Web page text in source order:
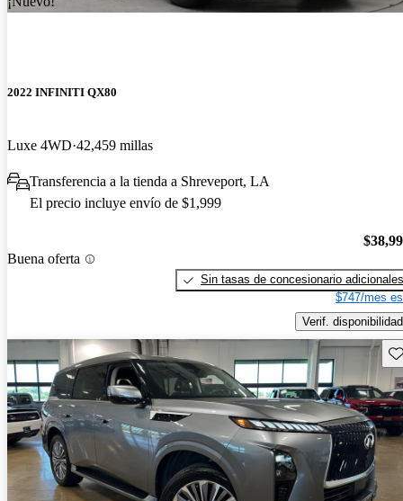
2022 INFINITI QX80
Luxe 4WD 42,459 millas
Transferencia a la tienda a Shreveport, LA
El precio incluye envío de $1,999
Buena oferta
Sin tasas de concesionario adicionales
$747/mes
Verif. disponibilidad